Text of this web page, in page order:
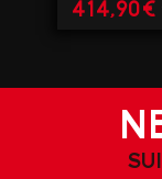
414,90€